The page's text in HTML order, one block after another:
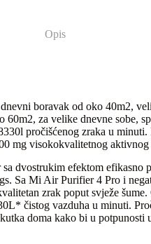
Opis
boravak od oko 40m2,
60m2, za velike dnevne sobe,
pročišćenog zraka u minuti.
mg visokokvalitetnog aktivnog
dvostrukim efektom efikasno
Sa Mi Air Purifier 4 Pro i
zrak poput svježe
čistog vazduha u minuti.
doma kako bi u potpunosti